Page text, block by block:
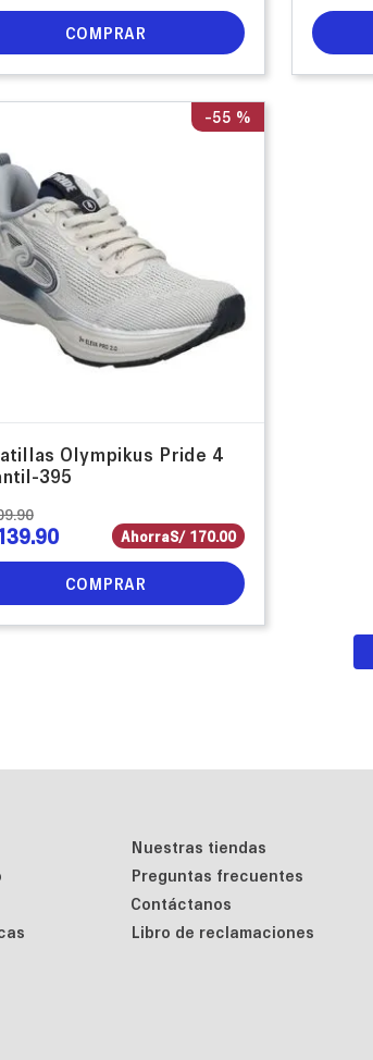
COMPRAR
-55 %
Olympikus Pride 4
395
.90
.90 AhorraS/ 170.00
COMPRAR
Nuestras tiendas
Preguntas frecuentes
Contáctanos
Libro de reclamaciones